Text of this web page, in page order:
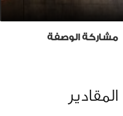
مشاركة الوصفة
المقادير